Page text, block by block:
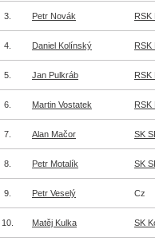
3. Petr Novák RSK
4. Daniel Kolínský RSK
5. Jan Pulkráb RSK
6. Martin Vostatek RSK
7. Alan Mačor SK
8. Petr Motalík SK
9. Petr Veselý Cz
10. Matěj Kulka SK